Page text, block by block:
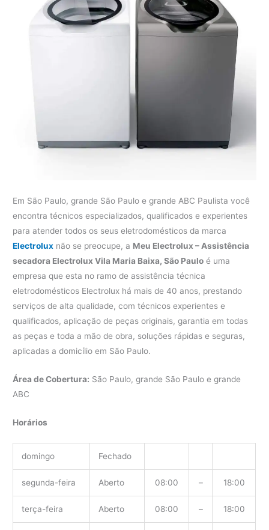
Em São Paulo, grande São Paulo e grande ABC Paulista você
encontra técnicos especializados, qualificados e experientes
para atender todos os seus eletrodomésticos da marca
Electrolux não se preocupe, a Meu Electrolux – Assistência
secadora Electrolux Vila Maria Baixa, São Paulo é uma
empresa que esta no ramo de assistência técnica
eletrodomésticos Electrolux há mais de 40 anos, prestando
serviços de alta qualidade, com técnicos experientes e
qualificados, aplicação de peças originais, garantia em todas
as peças e toda a mão de obra, soluções rápidas e seguras,
aplicadas a domicílio em São Paulo.
Área de Cobertura: São Paulo, grande São Paulo e grande
ABC
Horários
domingo Fechado
segunda-feira Aberto 08:00 – 18:00
terça-feira Aberto 08:00 – 18:00